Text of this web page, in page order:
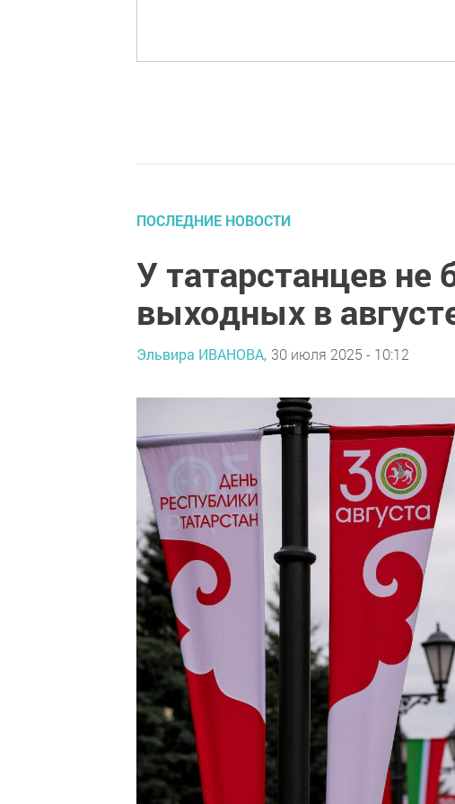
ПОСЛЕДНИЕ НОВОСТИ
У татарстанцев не
выходных в
Эльвира ИВАНОВА, 30 июля 2025 - 10:12